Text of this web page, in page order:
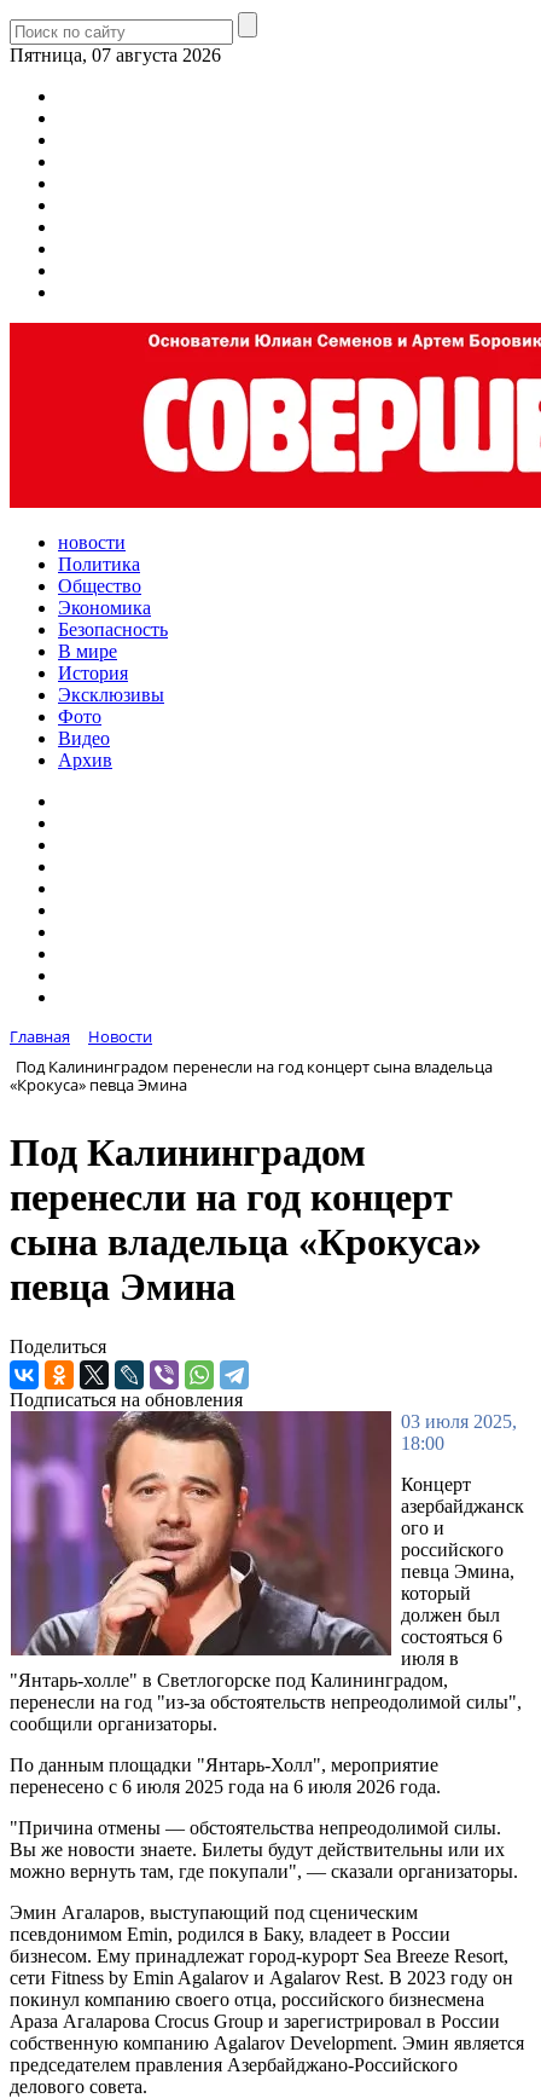
Пятница, 07 августа 2026
новости
Политика
Общество
Экономика
Безопасность
В мире
История
Эксклюзивы
Фото
Видео
Архив
Главная
Новости
Под Калининградом перенесли на год концерт сына владельца
«Крокуса» певца Эмина
Под Калининградом
перенесли на год концерт
сына владельца «Крокуса»
певца Эмина
Поделиться
Подписаться на обновления
03 июля 2025,
18:00
Концерт
азербайджанск
ого и
российского
певца Эмина,
который
должен был
состояться 6
июля в
"Янтарь-холле" в Светлогорске под Калининградом,
перенесли на год "из-за обстоятельств непреодолимой силы",
сообщили организаторы.
По данным площадки "Янтарь-Холл", мероприятие
перенесено с 6 июля 2025 года на 6 июля 2026 года.
"Причина отмены — обстоятельства непреодолимой силы.
Вы же новости знаете. Билеты будут действительны или их
можно вернуть там, где покупали", — сказали организаторы.
Эмин Агаларов, выступающий под сценическим
псевдонимом Emin, родился в Баку, владеет в России
бизнесом. Ему принадлежат город-курорт Sea Breeze Resort,
сети Fitness by Emin Agalarov и Agalarov Rest. В 2023 году он
покинул компанию своего отца, российского бизнесмена
Араза Агаларова Crocus Group и зарегистрировал в России
собственную компанию Agalarov Development. Эмин является
председателем правления Азербайджано-Российского
делового совета.